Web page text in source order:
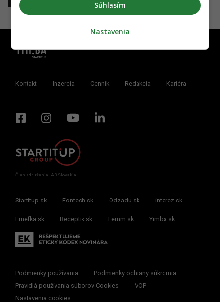
Kontakt Inzercia Cenník Redakcia Kariéra
Člen združenia IAB Slovakia
Startitup.sk Fontech.sk Odzadu.sk interez.sk
Emefka.sk Receptik.sk Femm.sk Yimba.sk
Podmienky používania
Podmienky ochrany súkromia
Pravidlá používania súborov Cookies
VOP
Nastavenia cookies
Súhlasím
Nastavenia